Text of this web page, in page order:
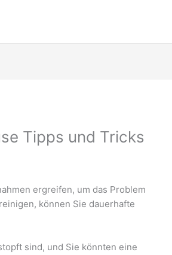
Tipps und Tricks
ergreifen, um das Problem
können Sie dauerhafte
sind, und Sie könnten eine